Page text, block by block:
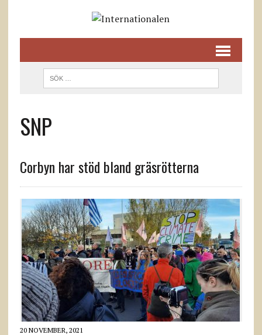
SNP
Corbyn har stöd bland gräsrötterna
20 NOVEMBER, 2021